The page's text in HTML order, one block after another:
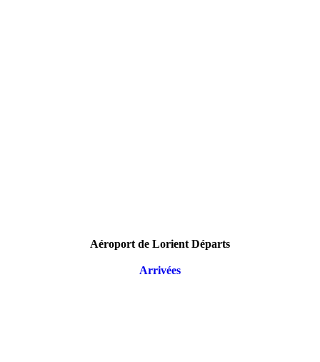
Aéroport de Lorient Départs
Arrivées